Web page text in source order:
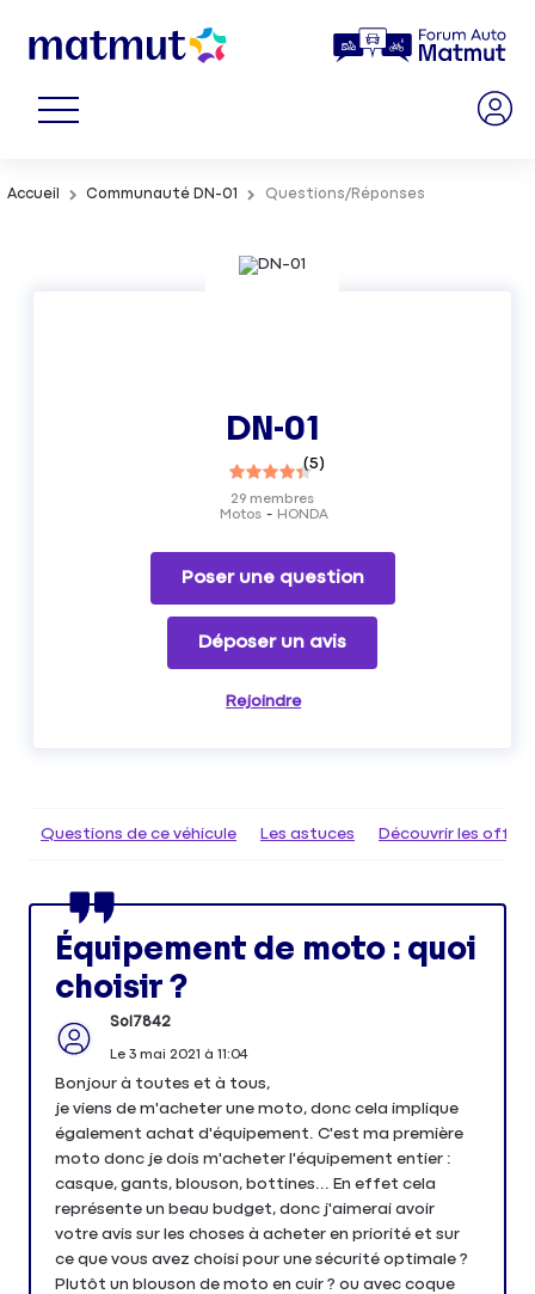
Accueil Communauté DN-01 Questions/Réponses
DN-01
(5)
Motos HONDA
29 membres
Poser une question
Déposer un avis
Rejoindre
Questions de ce véhicule Les astuces Découvrir les
Équipement de moto : quoi
choisir ?
Sol7842
Le 3 mai 2021 à 11:04
Bonjour à toutes et à tous,
je viens de m'acheter une moto, donc cela implique
également achat d'équipement. C'est ma première
moto donc je dois m'acheter l'équipement entier :
casque, gants, blouson, bottines... En effet cela
représente un beau budget, donc j'aimerai avoir
votre avis sur les choses à acheter en priorité et sur
ce que vous avez choisi pour une sécurité optimale ?
Plutôt un blouson de moto en cuir ? ou avec coque